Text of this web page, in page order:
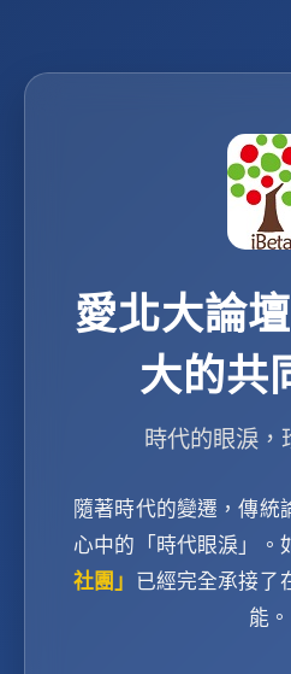
愛北大論
大的共
時代的眼淚，
隨著時代的變遷，傳統
心中的「時代眼淚」。
社團」 已經完全承接了
能。